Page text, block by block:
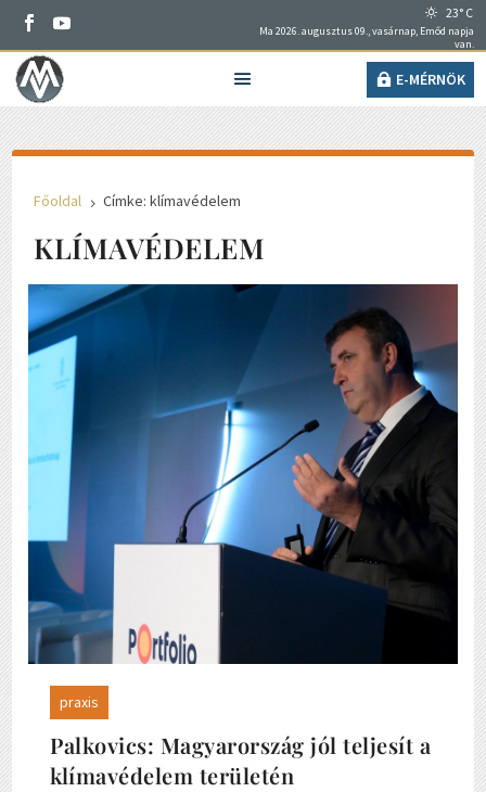
23° C
Ma 2026. augusztus 09., vasárnap, Emőd napja
van.
E-MÉRNÖK
Főoldal 5 Címke: klímavédelem
KLÍMAVÉDELEM
praxis
Palkovics: Magyarország jól teljesít a
klímavédelem területén